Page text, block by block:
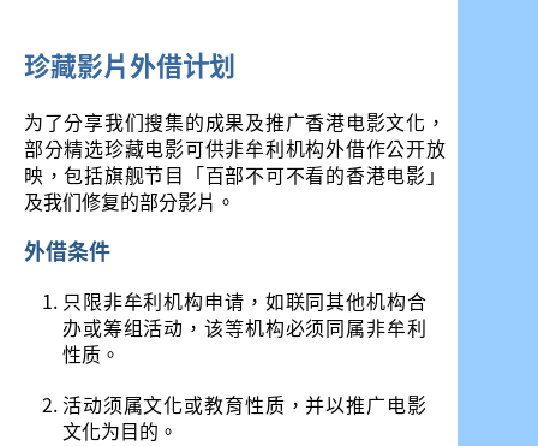
珍藏影片外借计划
为了分享我们搜集的成果及推广香港电影文化，
部分精选珍藏电影可供非牟利机构外借作公开放
映，包括旗舰节目「百部不可不看的香港电影」
及我们修复的部分影片。
外借条件
只限非牟利机构申请，如联同其他机构合
办或筹组活动，该等机构必须同属非牟利
性质。
活动须属文化或教育性质，并以推广电影
文化为目的。